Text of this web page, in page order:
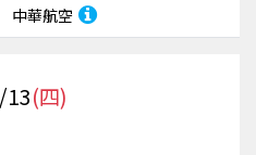
中華航空
(四)